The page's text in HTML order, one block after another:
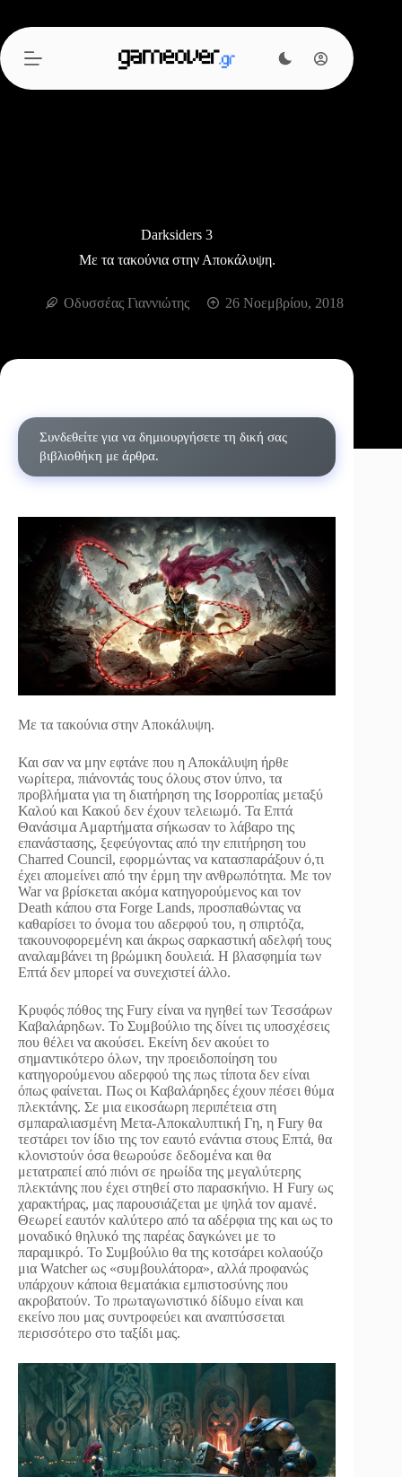
περιεχόμενο
Darksiders 3
Με τα τακούνια στην Αποκάλυψη.
Οδυσσέας Γιαννιώτης 26 Νοεμβρίου, 2018
Συνδεθείτε για να δημιουργήσετε τη δική σας
βιβλιοθήκη με άρθρα.
Με τα τακούνια στην Αποκάλυψη.
Και σαν να μην εφτάνε που η Αποκάλυψη ήρθε
νωρίτερα, πιάνοντάς τους όλους στον ύπνο, τα
προβλήματα για τη διατήρηση της Ισορροπίας μεταξύ
Καλού και Κακού δεν έχουν τελειωμό. Τα Επτά
Θανάσιμα Αμαρτήματα σήκωσαν το λάβαρο της
επανάστασης, ξεφεύγοντας από την επιτήρηση του
Charred Council, εφορμώντας να κατασπαράξουν ό,τι
έχει απομείνει από την έρμη την ανθρωπότητα. Με τον
War να βρίσκεται ακόμα κατηγορούμενος και τον
Death κάπου στα Forge Lands, προσπαθώντας να
καθαρίσει το όνομα του αδερφού του, η σπιρτόζα,
τακουνοφορεμένη και άκρως σαρκαστική αδελφή τους
αναλαμβάνει τη βρώμικη δουλειά. Η βλασφημία των
Επτά δεν μπορεί να συνεχιστεί άλλο.
Κρυφός πόθος της Fury είναι να ηγηθεί των Τεσσάρων
Καβαλάρηδων. Το Συμβούλιο της δίνει τις υποσχέσεις
που θέλει να ακούσει. Εκείνη δεν ακούει το
σημαντικότερο όλων, την προειδοποίηση του
κατηγορούμενου αδερφού της πως τίποτα δεν είναι
όπως φαίνεται. Πως οι Καβαλάρηδες έχουν πέσει θύμα
πλεκτάνης. Σε μια εικοσάωρη περιπέτεια στη
σμπαραλιασμένη Μετα-Αποκαλυπτική Γη, η Fury θα
τεστάρει τον ίδιο της τον εαυτό ενάντια στους Επτά, θα
κλονιστούν όσα θεωρούσε δεδομένα και θα
μετατραπεί από πιόνι σε ηρωίδα της μεγαλύτερης
πλεκτάνης που έχει στηθεί στο παρασκήνιο. Η Fury ως
χαρακτήρας, μας παρουσιάζεται με ψηλά τον αμανέ.
Θεωρεί εαυτόν καλύτερο από τα αδέρφια της και ως το
μοναδικό θηλυκό της παρέας δαγκώνει με το
παραμικρό. Το Συμβούλιο θα της κοτσάρει κολαούζο
μια Watcher ως «συμβουλάτορα», αλλά προφανώς
υπάρχουν κάποια θεματάκια εμπιστοσύνης που
ακροβατούν. Το πρωταγωνιστικό δίδυμο είναι και
εκείνο που μας συντροφεύει και αναπτύσσεται
περισσότερο στο ταξίδι μας.